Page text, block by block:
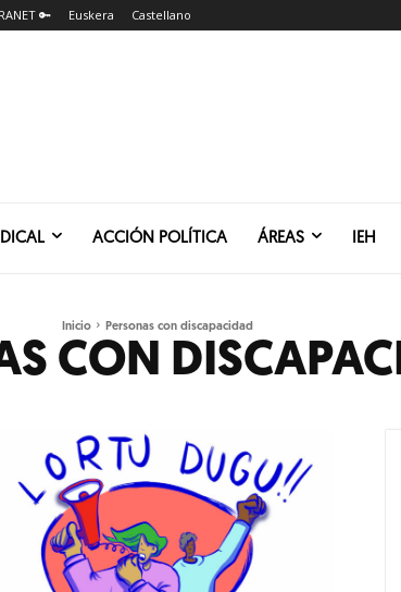
🔑 Euskera Castellano
ACCIÓN POLÍTICA ÁREAS IEH
Inicio Personas con discapacidad
CON